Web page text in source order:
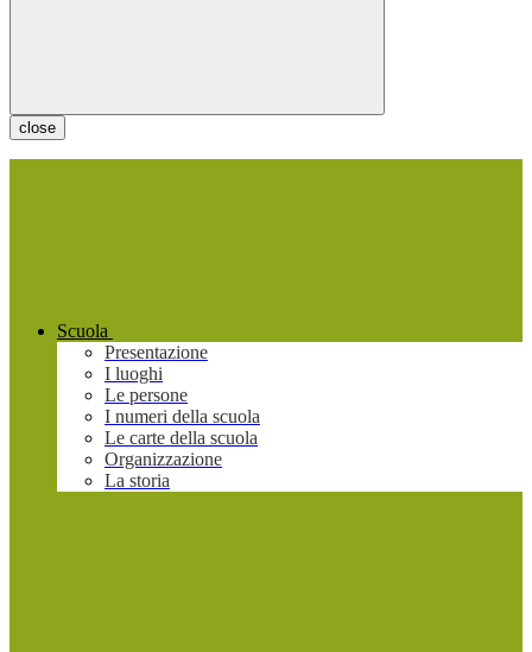
close
Scuola
Presentazione
I luoghi
Le persone
I numeri della scuola
Le carte della scuola
Organizzazione
La storia